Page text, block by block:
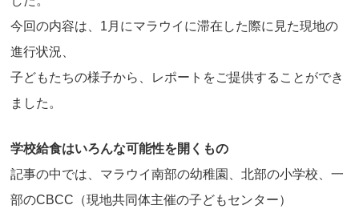
今回の内容は、1月にマラウイに滞在した際に見た現地の
進行状況、
子どもたちの様子から、レポートをご提供することができ
ました。
学校給食はいろんな可能性を開くもの
記事の中では、マラウイ南部の幼稚園、北部の小学校、一
部のCBCC（現地共同体主催の子どもセンター）